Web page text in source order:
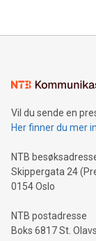
Vil du sende en
Her finner du mer
NTB
Skippergata 24
0154 Oslo
NTB postadresse
Boks 6817 St.